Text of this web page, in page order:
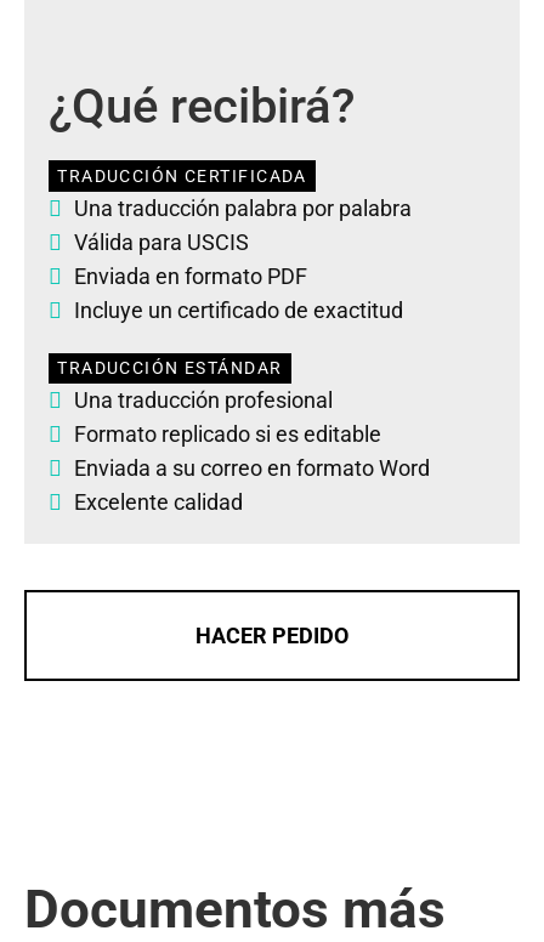
¿Qué recibirá?
TRADUCCIÓN CERTIFICADA
Una traducción palabra por palabra
Válida para USCIS
Enviada en formato PDF
Incluye un certificado de exactitud
TRADUCCIÓN ESTÁNDAR
Una traducción profesional
Formato replicado si es editable
Enviada a su correo en formato Word
Excelente calidad
HACER PEDIDO
Documentos más